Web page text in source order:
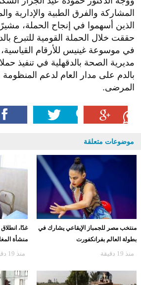
المشاركة والفرق الطبية والإدارية
الذين أسهموا في إنجاح الحملة،
حققت خلال الحملة القومية للتبرع
في موسوعة غينيس للأرقام القياسية،
مديرية الصحة بالدقهلية في تنفيذ
بالدم على مدار العام لدعم المنظومة
المرضى.
موضوعات متعلقة
منتخب مصر للجمباز الإيقاعي يشارك في
بطولة العالم بفرانكفورت
منذ 19 دقيقة
غدًا،
منشأة
منذ 19 دقيقة